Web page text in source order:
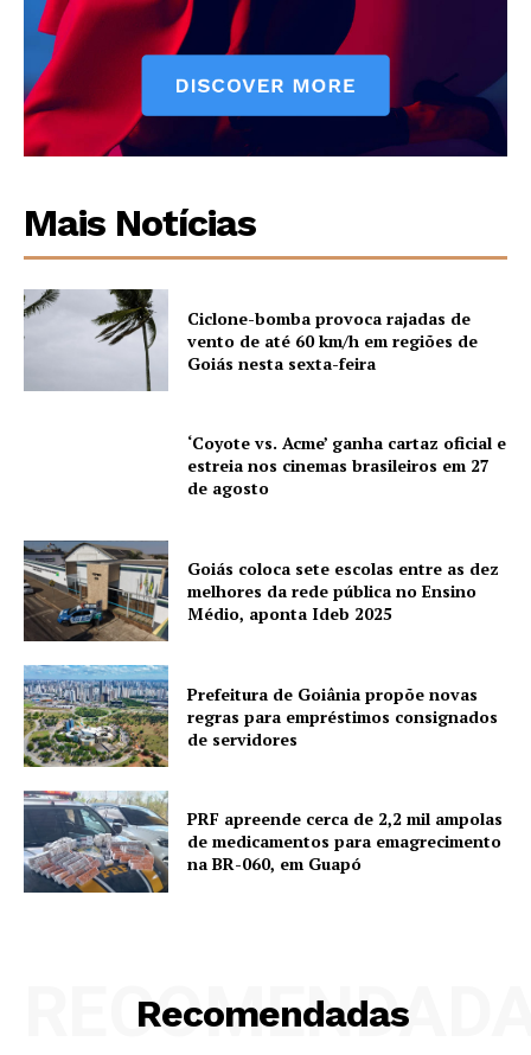
Mais Notícias
Ciclone-bomba provoca rajadas de
vento de até 60 km/h em regiões de
Goiás nesta sexta-feira
‘Coyote vs. Acme’ ganha cartaz oficial e
estreia nos cinemas brasileiros em 27
de agosto
Goiás coloca sete escolas entre as dez
melhores da rede pública no Ensino
Médio, aponta Ideb 2025
Prefeitura de Goiânia propõe novas
regras para empréstimos consignados
de servidores
PRF apreende cerca de 2,2 mil ampolas
de medicamentos para emagrecimento
na BR-060, em Guapó
Recomendadas